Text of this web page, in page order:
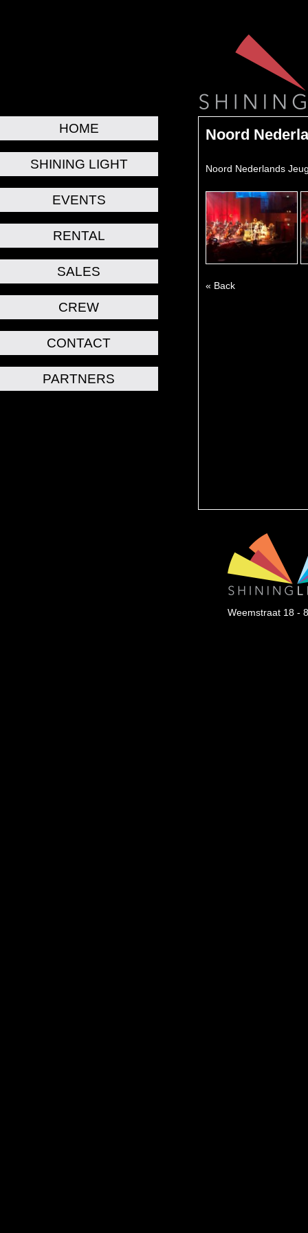
HOME
SHINING LIGHT
EVENTS
RENTAL
SALES
CREW
CONTACT
PARTNERS
Noord
Noord Nederlands
« Back
Weemstraat 18 -